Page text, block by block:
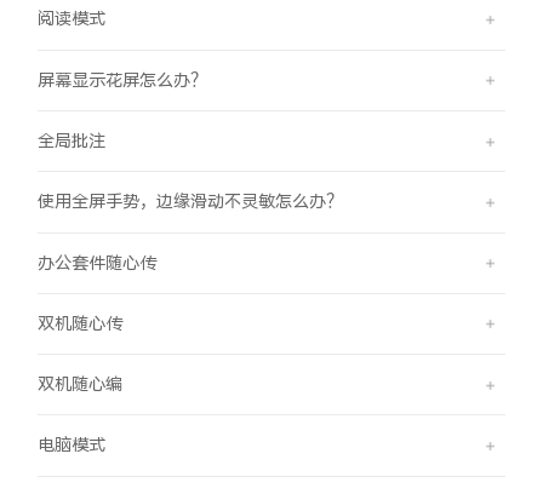
阅读模式
屏幕显示花屏怎么办？
全局批注
使用全屏手势，边缘滑动不灵敏怎么办？
办公套件随心传
双机随心传
双机随心编
电脑模式